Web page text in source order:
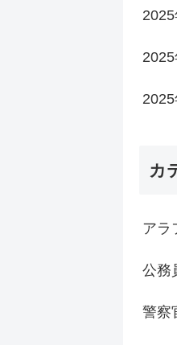
2025
2025
2025
カ
アラ
公務
警察